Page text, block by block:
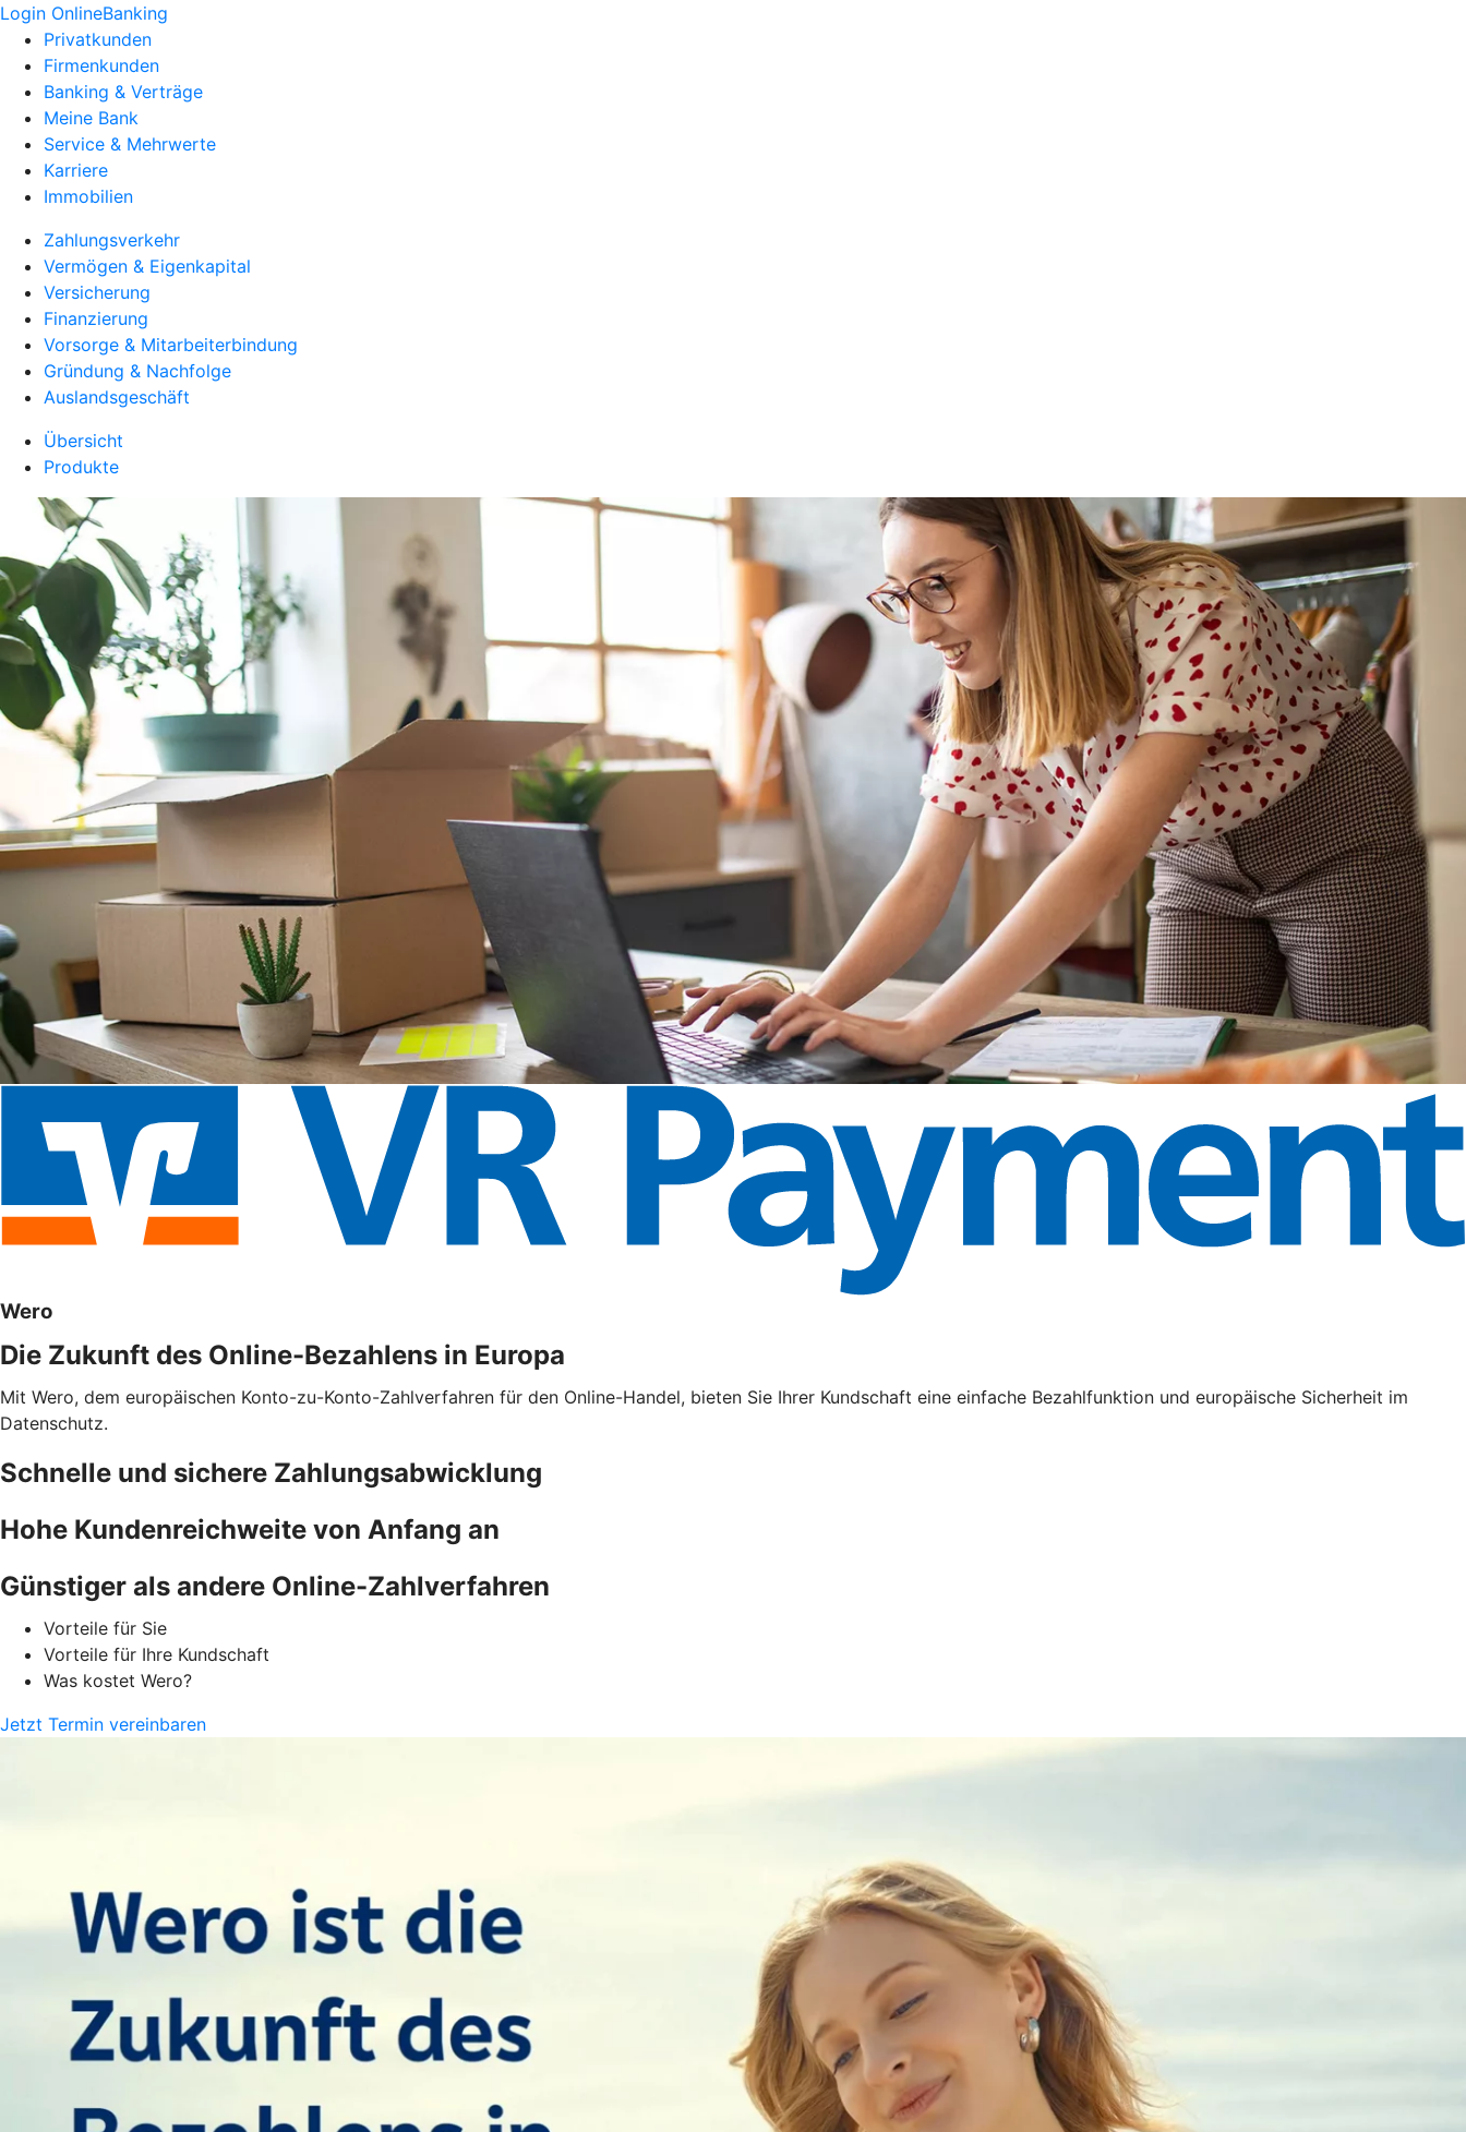
Login OnlineBanking
Privatkunden
Firmenkunden
Banking & Verträge
Meine Bank
Service & Mehrwerte
Karriere
Immobilien
Zahlungsverkehr
Vermögen & Eigenkapital
Versicherung
Finanzierung
Vorsorge & Mitarbeiterbindung
Gründung & Nachfolge
Auslandsgeschäft
Übersicht
Produkte
Wero
Die Zukunft des Online-Bezahlens in Europa
Mit Wero, dem europäischen Konto-zu-Konto-Zahlverfahren für den Online-Handel, bieten Sie Ihrer Kundschaft eine einfache Bezahlfunktion und europäische Sicherheit im
Datenschutz.
Schnelle und sichere Zahlungsabwicklung
Hohe Kundenreichweite von Anfang an
Günstiger als andere Online-Zahlverfahren
Vorteile für Sie
Vorteile für Ihre Kundschaft
Was kostet Wero?
Jetzt Termin vereinbaren